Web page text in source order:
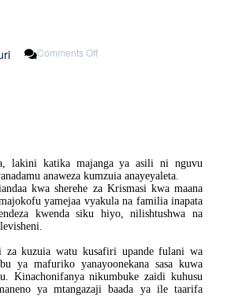
Comments Off
lakini katika majanga ya asili ni nguvu
anaweza kumzuia anayeyaleta.
kwa sherehe za Krismasi kwa maana
yamejaa vyakula na familia inapata
kwenda siku hiyo, nilishtushwa na
za kuzuia watu kusafiri upande fulani wa
ya mafuriko yanayoonekana sasa kuwa
Kinachonifanya nikumbuke zaidi kuhusu
ya mtangazaji baada ya ile taarifa